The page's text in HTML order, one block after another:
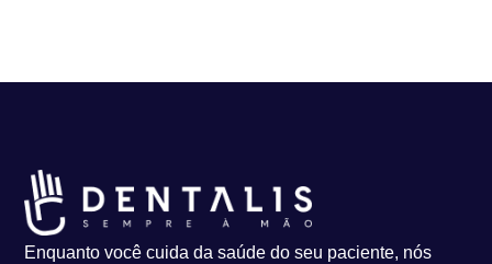
Enquanto você cuida da saúde do seu paciente, nós